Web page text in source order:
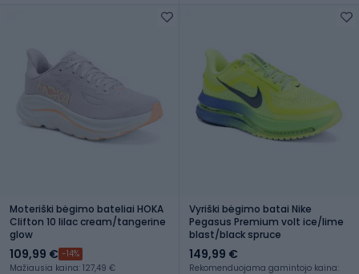
Moteriški bėgimo bateliai HOKA
Clifton 10 lilac cream/tangerine
glow
109,99 € -14%
Mažiausia kaina: 127,49 €
Vyriški bėgimo batai Nike
Pegasus Premium volt ice/lime
blast/black spruce
149,99 €
Rekomenduojama gamintojo kaina: